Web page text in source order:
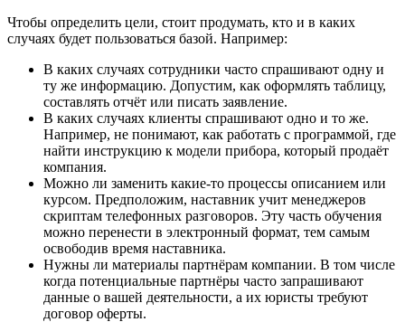
Чтобы определить цели, стоит продумать, кто и в каких
случаях будет пользоваться базой. Например:
В каких случаях сотрудники часто спрашивают одну и
ту же информацию. Допустим, как оформлять таблицу,
составлять отчёт или писать заявление.
В каких случаях клиенты спрашивают одно и то же.
Например, не понимают, как работать с программой, где
найти инструкцию к модели прибора, который продаёт
компания.
Можно ли заменить какие-то процессы описанием или
курсом. Предположим, наставник учит менеджеров
скриптам телефонных разговоров. Эту часть обучения
можно перенести в электронный формат, тем самым
освободив время наставника.
Нужны ли материалы партнёрам компании. В том числе
когда потенциальные партнёры часто запрашивают
данные о вашей деятельности, а их юристы требуют
договор оферты.